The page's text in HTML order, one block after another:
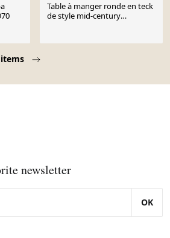
Table à manger ronde en teck
de style mid-century
newsletter
OK